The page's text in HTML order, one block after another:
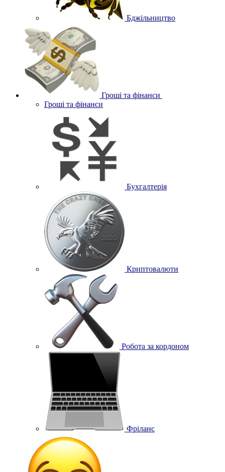
Бджільництво
Гроші та фінанси
Гроші та фінанси
Бухгалтерія
Криптовалюти
Робота за кордоном
Фріланс